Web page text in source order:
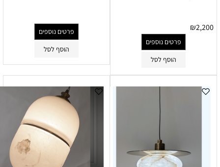
₪2,200
פרטים נוספים
הוסף לסל
פרטים נוספים
הוסף לסל